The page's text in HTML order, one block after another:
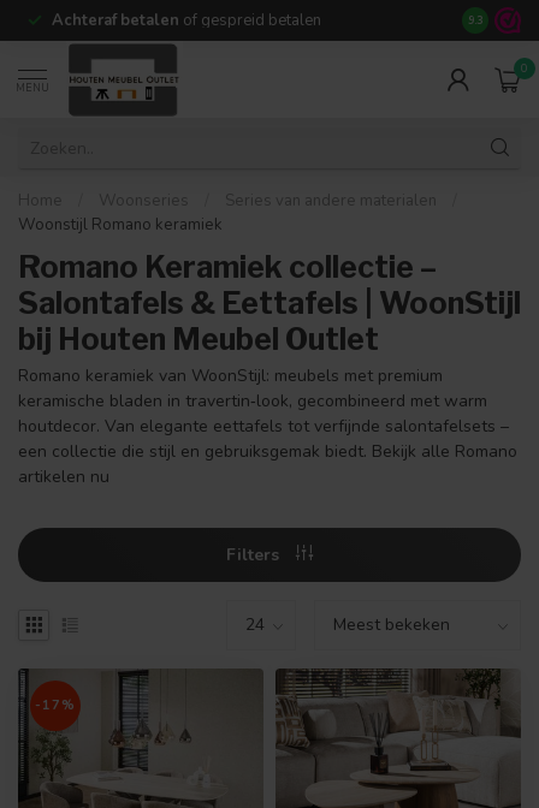
Achteraf betalen of gespreid betalen 14 dagen
9.3
MENU
0
Home Woonseries Series van andere materialen
Woonstijl Romano keramiek
Romano Keramiek collectie –
Salontafels & Eettafels | WoonStijl
bij Houten Meubel Outlet
Romano keramiek van WoonStijl: meubels met premium
keramische bladen in travertin‐look, gecombineerd met warm
houtdecor. Van elegante eettafels tot verfijnde salontafelsets –
een collectie die stijl en gebruiksgemak biedt. Bekijk alle Romano
artikelen nu
Filters
-17%